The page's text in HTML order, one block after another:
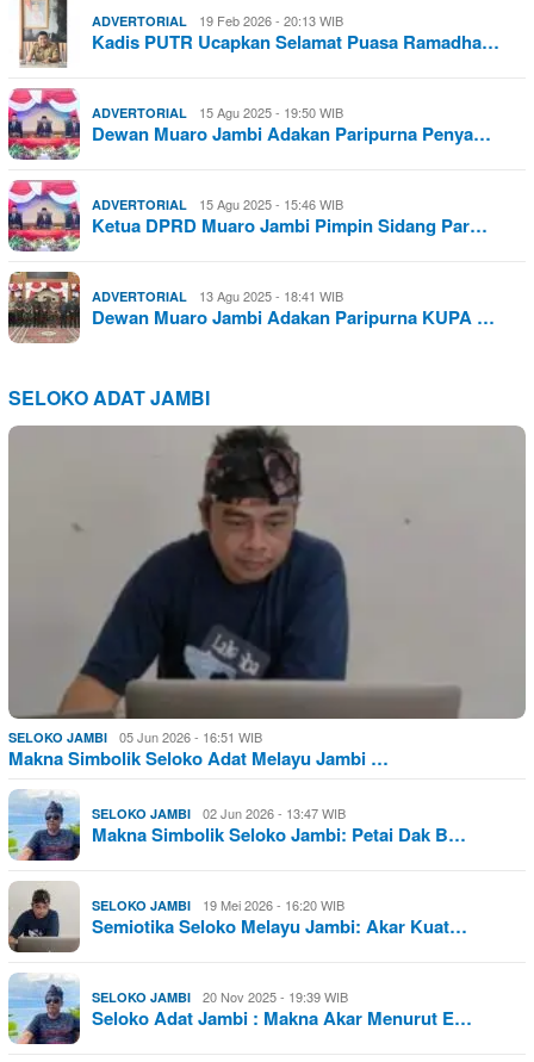
ADVERTORIAL 19 Feb 2026 - 20:13 WIB
Kadis PUTR Ucapkan Selamat Puasa Ramadha…
ADVERTORIAL 15 Agu 2025 - 19:50 WIB
Dewan Muaro Jambi Adakan Paripurna Penya…
ADVERTORIAL 15 Agu 2025 - 15:46 WIB
Ketua DPRD Muaro Jambi Pimpin Sidang Par…
ADVERTORIAL 13 Agu 2025 - 18:41 WIB
Dewan Muaro Jambi Adakan Paripurna KUPA …
SELOKO ADAT JAMBI
SELOKO JAMBI 05 Jun 2026 - 16:51 WIB
Makna Simbolik Seloko Adat Melayu Jambi …
SELOKO JAMBI 02 Jun 2026 - 13:47 WIB
Makna Simbolik Seloko Jambi: Petai Dak B…
SELOKO JAMBI 19 Mei 2026 - 16:20 WIB
Semiotika Seloko Melayu Jambi: Akar Kuat…
SELOKO JAMBI 20 Nov 2025 - 19:39 WIB
Seloko Adat Jambi : Makna Akar Menurut E…